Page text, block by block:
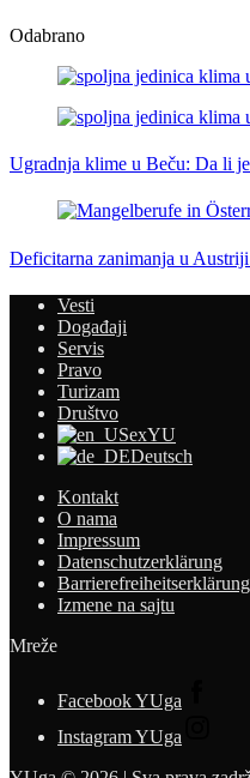
Odabrano
Ugradnja klime u Beču: Da li
Deficitarna zanimanja u
Vesti
Događaji
Servis
Pravo
Turizam
Društvo
exYU
Deutsch
Kontakt
O nama
Impressum
Datenschutzerklärung
Barrierefreiheitserklärung
Izmene na sajtu
Mreže
Facebook YUga
Instagram YUga